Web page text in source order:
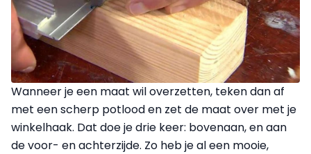
Wanneer je een maat wil overzetten, teken dan af
met een scherp potlood en zet de maat over met je
winkelhaak. Dat doe je drie keer: bovenaan, en aan
de voor- en achterzijde. Zo heb je al een mooie,